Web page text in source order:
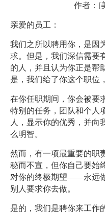
作者：[
亲爱的员工：
我们之所以聘用你，是因
求。但是，我们深信需要
的人，并且认为你正是帮
是，我们给了你这个职位
在你任职期间，你会被要
特别的任务，团队和个人
人，显示你的优秀，并向
么明智。
然而，有一项最重要的职
秘而不宣，但你自己要始
对你的终极期望——永远
别人要求你去做。
是的，我们是聘你来工作